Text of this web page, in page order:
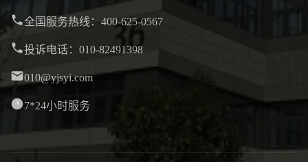
全国服务热线：400-625-0567
投诉电话：010-82491398
010@yjsyi.com
7*24小时服务